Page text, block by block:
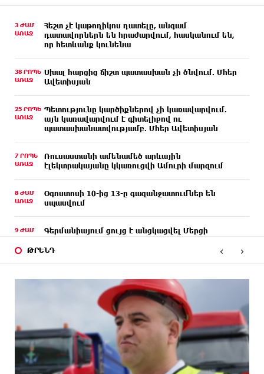
3 ԺԱՄ
ԱՌԱՋ
Հեշտ չէ կաթողիկոս դատելը, անգամ
դատավորներն են հրաժարվում, հասկանում են,
որ հետևանք կունենա
38 ՐՈՊԵ
ԱՌԱՋ
Սխալ հարցից ճիշտ պատասխան չի ծնվում. Մհեր
Ավետիսյան
25 ՐՈՊԵ
ԱՌԱՋ
Պետությունը կարծիքներով չի կառավարվում.
այն կառավարվում է գիտելիքով ու
պատասխանատվությամբ. Մհեր Ավետիսյան
7 ՐՈՊԵ
ԱՌԱՋ
Ռուսաստանի ամենամեծ արևային
էլեկտրակայանը կկառուցվի Ամուրի մարզում
8 ԺԱՄ
ԱՌԱՋ
Օգոստոսի 10-ից 13-ը գազանջատումներ են
սպասվում
9 ԺԱՄ
ԱՌԱՋ
Գերմանիայում ցույց է անցկացվել Մերցի
միլիոն դիտում՝ 24 ժամում
23-ամյա ուսանողի մշակած հավելվածը
հարավկորեական App Store-ում շրջանցել է
նույնիսկ Google Maps-ը
10 ԺԱՄ
ԱՌԱՋ
Ռուսաստանի տարածքում ոչնչացվել է
ուկրաինական 360 անօդաչու թռչող սարք
ԹՐԵՆԴ ‹ ›